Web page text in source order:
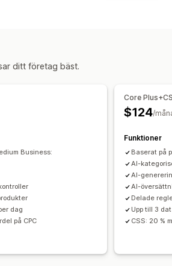
Schemalagd synkronisering
Anpassade listningar
Spårningssynkronisering
ditt företag bäst.
Business:
dag
på CPC
Core
$124/
Funktioner
Baserat på
AI-
AI-
AI-
Delade
Upp till 3
CSS: 20 %